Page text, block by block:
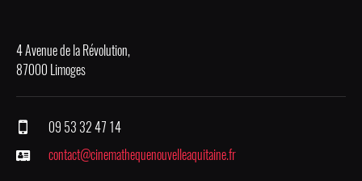
4 Avenue de la Révolution,
87000 Limoges
09 53 32 47 14
contact@cinemathequenouvelleaquitaine.fr